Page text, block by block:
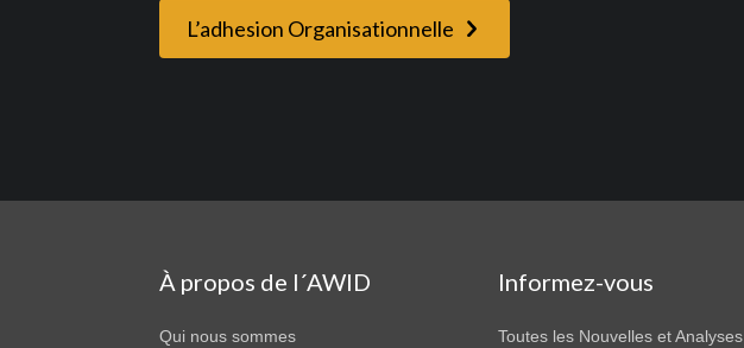
L’adhesion Organisationnelle
À propos de l´AWID
Qui nous sommes
Informez-vous
Toutes les Nouvelles et Analyses